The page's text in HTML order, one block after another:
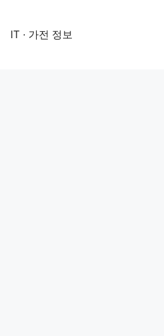
IT · 가전 정보